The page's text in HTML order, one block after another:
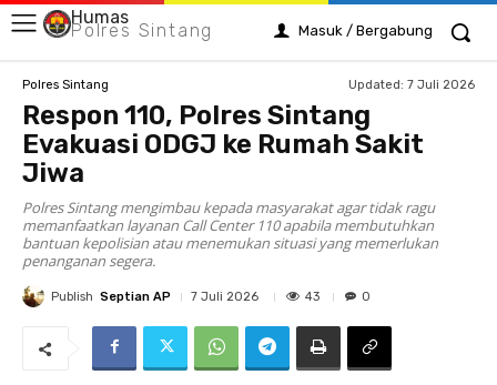
Humas
Polres Sintang Masuk / Bergabung
Polres Sintang Updated: 7 Juli 2026
Respon 110, Polres Sintang
Evakuasi ODGJ ke Rumah Sakit
Jiwa
Polres Sintang mengimbau kepada masyarakat agar tidak ragu
memanfaatkan layanan Call Center 110 apabila membutuhkan
bantuan kepolisian atau menemukan situasi yang memerlukan
penanganan segera.
Publish Septian AP 7 Juli 2026 43 0